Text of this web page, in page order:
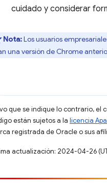
cuidado y considerar
Nota:Los usuarios
una versión de Chrome
que se indique lo contrario, el
están sujetos a la licencia
registrada de Oracle o sus
actualización: 2024-04-26